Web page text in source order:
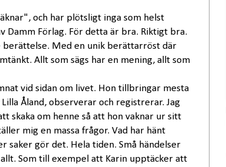
och har plötsligt inga som helst
Förlag. För detta är bra. Riktigt bra.
berättelse. Med en unik berättarröst där
Allt som sägs har en mening, allt som
vid sidan om livet. Hon tillbringar mesta
Åland, observerar och registrerar. Jag
skaka om henne så att hon vaknar ur sitt
mig en massa frågor. Vad har hänt
saker gör det. Hela tiden. Små händelser
Som till exempel att Karin upptäcker att